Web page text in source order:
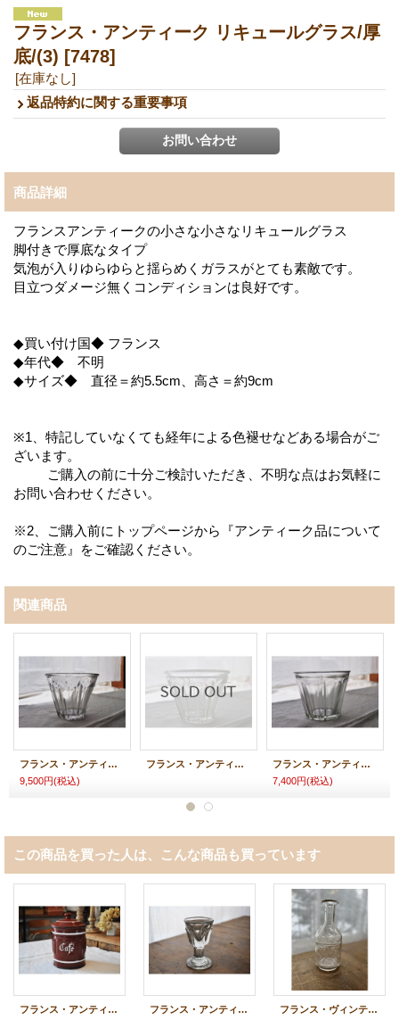
フランス・アンティーク リキュールグラス/厚
底/(3) [7478]
[在庫なし]
返品特約に関する重要事項
商品詳細
フランスアンティークの小さな小さなリキュールグラス
脚付きで厚底なタイプ
気泡が入りゆらゆらと揺らめくガラスがとても素敵です。
目立つダメージ無くコンディションは良好です。
◆買い付け国◆ フランス
◆年代◆ 不明
◆サイズ◆ 直径＝約5.5cm、高さ＝約9cm
※1、特記していなくても経年による色褪せなどある場合がご
ざいます。
ご購入の前に十分ご検討いただき、不明な点はお気軽に
お問い合わせください。
※2、ご購入前にトップページから『アンティーク品について
のご注意』をご確認ください。
関連商品
フランス・アンティーク ガラスジャムポット（瓶）/円錐/(4)
9,500円(税込)
フランス・アンティーク ガラスジャムポット（瓶）/円錐/(3)
フランス・アンティーク ガラスジャムポット（瓶）/円錐/(2)
7,400円(税込)
この商品を買った人は、こんな商品も買っています
フランス・アンティーク ホーロー エナメル キャニスター/Cafe フランス・アンティーク リキュールグラス/厚底/(1) フランス・ヴィンテージ SUZEスーズ ハーブリキュールボトル